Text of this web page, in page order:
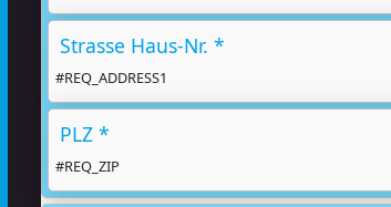
Strasse Haus-Nr. *
#REQ_ADDRESS1
PLZ *
#REQ_ZIP